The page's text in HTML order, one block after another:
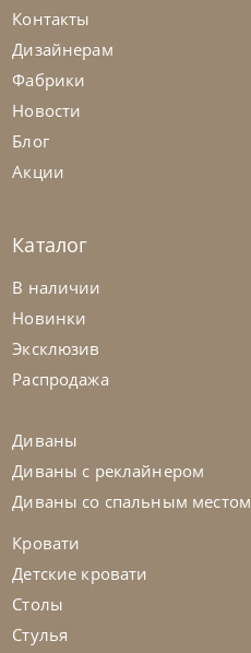
Nicolettihome
Кресло Break
Контакты
Дизайнерам
Фабрики
Новости
Блог
Акции
Каталог
В наличии
Новинки
Эксклюзив
Распродажа
Диваны
Диваны с реклайнером
Диваны со спальным местом
Кровати
Детские кровати
Столы
Стулья